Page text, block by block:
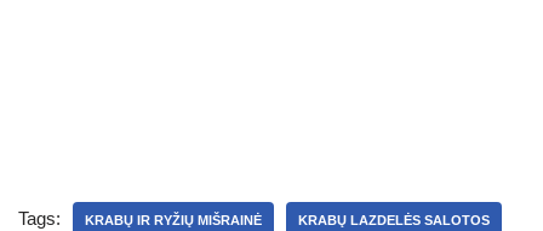
Tags: KRABŲ IR RYŽIŲ MIŠRAINĖ KRABŲ LAZDELĖS SALOTOS